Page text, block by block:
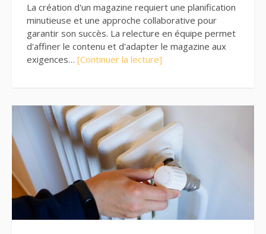
La création d'un magazine requiert une planification
minutieuse et une approche collaborative pour
garantir son succès. La relecture en équipe permet
d'affiner le contenu et d'adapter le magazine aux
exigences… [Continuer la lecture]